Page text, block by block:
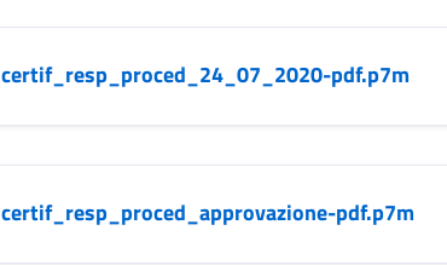
certif_resp_proced_24_07_2020-pdf.p7m
certif_resp_proced_approvazione-pdf.p7m